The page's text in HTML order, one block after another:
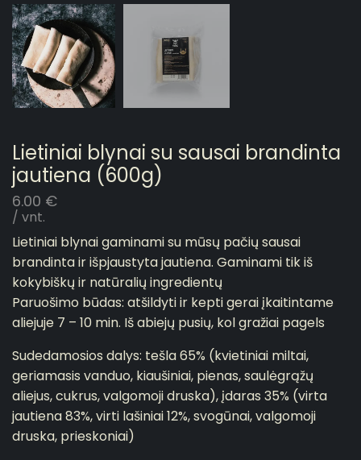
Lietiniai blynai su sausai brandinta
jautiena (600g)
6.00 €
/ vnt.
Lietiniai blynai gaminami su mūsų pačių sausai
brandinta ir išpjaustyta jautiena. Gaminami tik iš
kokybiškų ir natūralių ingredientų
Paruošimo būdas: atšildyti ir kepti gerai įkaitintame
aliejuje 7 – 10 min. Iš abiejų pusių, kol gražiai pagels
Sudedamosios dalys: tešla 65% (kvietiniai miltai,
geriamasis vanduo, kiaušiniai, pienas, saulėgrąžų
aliejus, cukrus, valgomoji druska), įdaras 35% (virta
jautiena 83%, virti lašiniai 12%, svogūnai, valgomoji
druska, prieskoniai)